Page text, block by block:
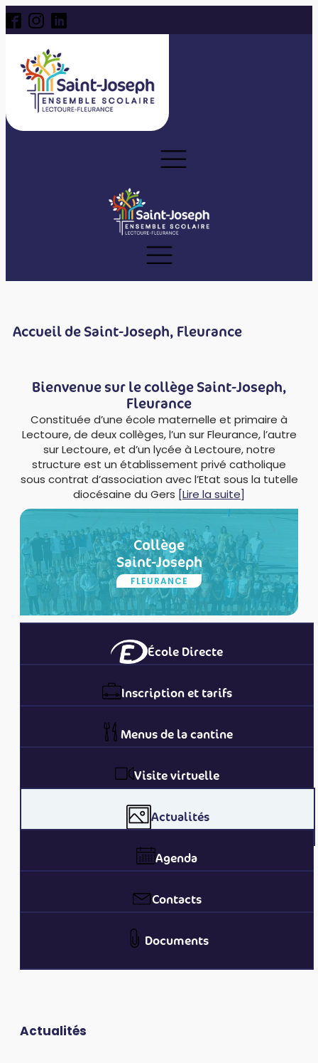
Accueil de Saint-Joseph, Fleurance
Bienvenue sur le collège Saint-Joseph,
Fleurance
Constituée d’une école maternelle et primaire à
Lectoure, de deux collèges, l’un sur Fleurance, l’autre
sur Lectoure, et d’un lycée à Lectoure, notre
structure est un établissement privé catholique
sous contrat d’association avec l’Etat sous la tutelle
diocésaine du Gers [Lire la suite]
Collège
Saint-Joseph
FLEURANCE
École Directe
Inscription et tarifs
Menus de la cantine
Visite virtuelle
Actualités
Agenda
Contacts
Documents
Actualités